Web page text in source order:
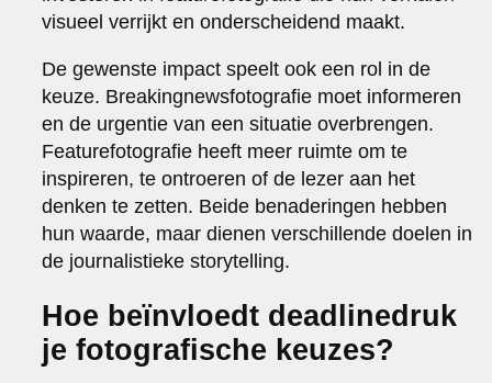
visueel verrijkt en onderscheidend maakt.
De gewenste impact speelt ook een rol in de
keuze. Breakingnewsfotografie moet informeren
en de urgentie van een situatie overbrengen.
Featurefotografie heeft meer ruimte om te
inspireren, te ontroeren of de lezer aan het
denken te zetten. Beide benaderingen hebben
hun waarde, maar dienen verschillende doelen in
de journalistieke storytelling.
Hoe beïnvloedt deadlinedruk
je fotografische keuzes?